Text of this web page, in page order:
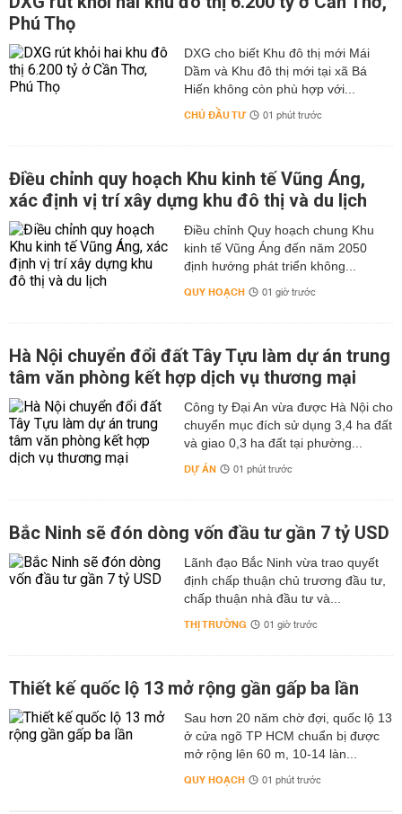
Phú Thọ
DXG cho biết Khu đô thị mới Mái
Dầm và Khu đô thị mới tại xã Bá
Hiến không còn phù hợp với...
CHỦ ĐẦU TƯ 01 phút trước
Điều chỉnh quy hoạch Khu kinh tế Vũng Áng,
xác định vị trí xây dựng khu đô thị và du lịch
Điều chỉnh Quy hoạch chung Khu
kinh tế Vũng Áng đến năm 2050
định hướng phát triển không...
QUY HOẠCH 01 giờ trước
Hà Nội chuyển đổi đất Tây Tựu làm dự án trung
tâm văn phòng kết hợp dịch vụ thương mại
Công ty Đại An vừa được Hà Nội cho
chuyển mục đích sử dụng 3,4 ha đất
và giao 0,3 ha đất tại phường...
DỰ ÁN 01 phút trước
Bắc Ninh sẽ đón dòng vốn đầu tư gần 7 tỷ USD
Lãnh đạo Bắc Ninh vừa trao quyết
định chấp thuận chủ trương đầu tư,
chấp thuận nhà đầu tư và...
THỊ TRƯỜNG 01 giờ trước
Thiết kế quốc lộ 13 mở rộng gần gấp ba lần
Sau hơn 20 năm chờ đợi, quốc lộ 13
ở cửa ngõ TP HCM chuẩn bị được
mở rộng lên 60 m, 10-14 làn...
QUY HOẠCH 01 phút trước